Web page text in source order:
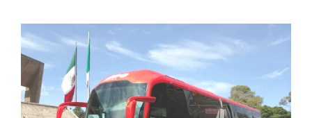
renovada
gama
foráneos
en